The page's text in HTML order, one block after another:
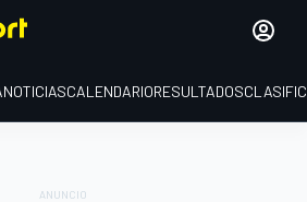
NOTICIASCALENDARIORESULTADOS